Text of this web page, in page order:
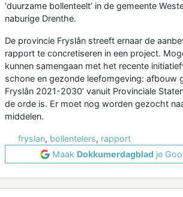
‘duurzame bollenteelt’ in de gemeente
naburige Drenthe.
De provincie Fryslân streeft ernaar de
rapport te concretiseren in een project.
kunnen samengaan met het recente
schone en gezonde leefomgeving: afbouw
Fryslân 2021-2030’ vanuit Provinciale
de orde is. Er moet nog worden gezocht
middelen.
fryslan, bollentelers, rapport
Maak Dokkumerdagbladje